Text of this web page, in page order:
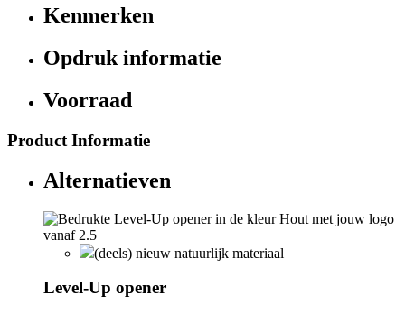
Kenmerken
Opdruk informatie
Voorraad
Product Informatie
Alternatieven
(deels) nieuw natuurlijk materiaal
Level-Up opener